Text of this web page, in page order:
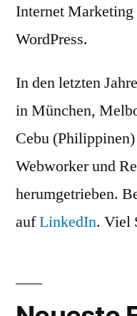
Internet Marketing
WordPress.
In den letzten
in München,
Cebu
Webworker und
herumgetrieben.
aufLinkedIn. Viel